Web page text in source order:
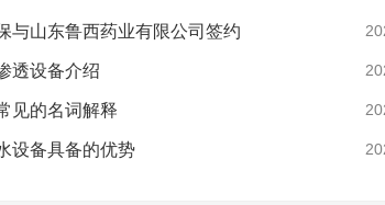
与山东鲁西药业有限公司签约
透设备介绍
见的名词解释
设备具备的优势